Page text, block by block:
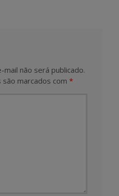
não será publicado.
marcados com *